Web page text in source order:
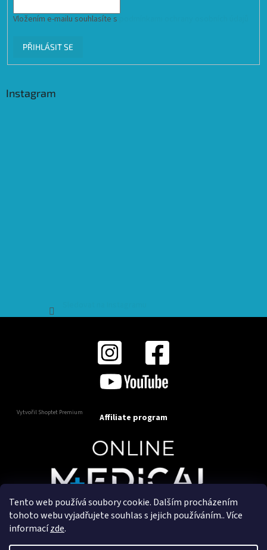
Tento web používá soubory cookie. Dalším procházením
tohoto webu vyjadřujete souhlas s jejich používáním.. Více
informacízde.
Vložením e-mailu souhlasíte s
PŘIHLÁSIT SE
Instagram
Vytvořil Shoptet Premium Affiliate program
Copyright 2025OnlineMedical.cz. Všechna práva
vyhrazena.
Vytvořil a marketingově zajišťuje